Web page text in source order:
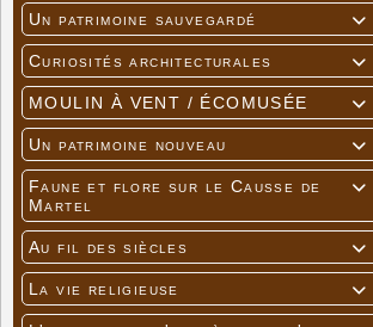

Un patrimoine sauvegardé

Curiosités architecturales

MOULIN À VENT / ÉCOMUSÉE

Un patrimoine nouveau

Faune et flore sur le Causse de
Martel

Au fil des siècles

La vie religieuse